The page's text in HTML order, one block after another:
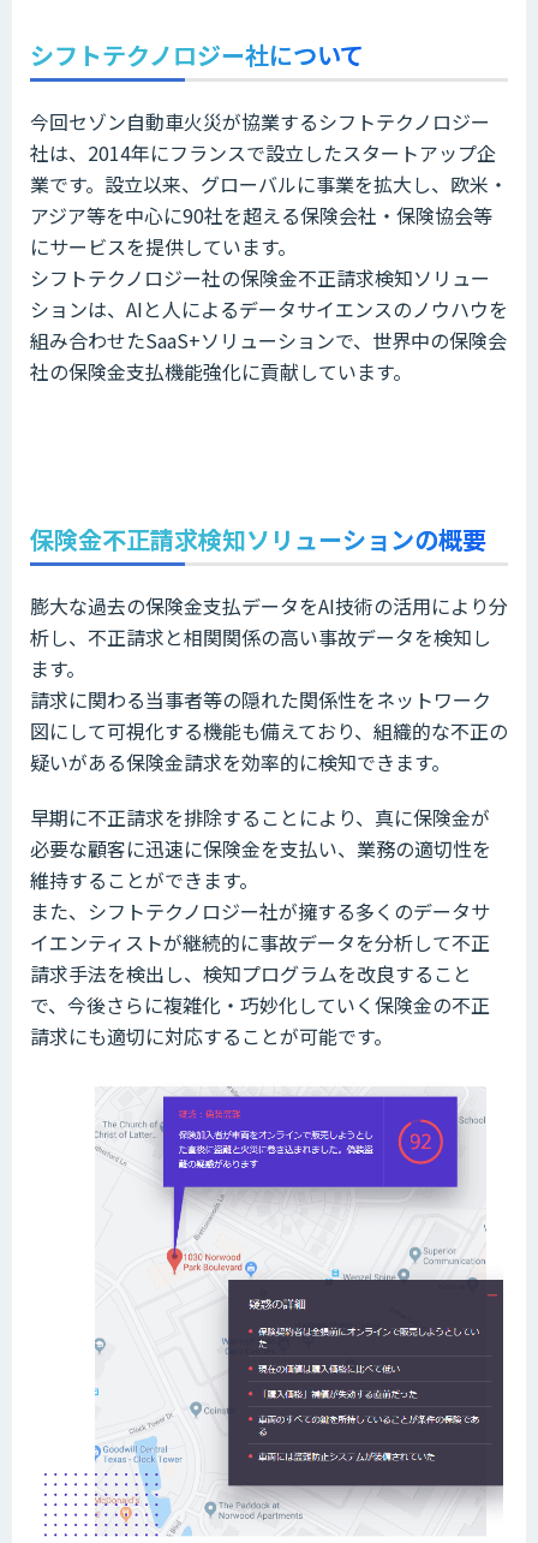
シフトテクノロジー社について
今回セゾン自動車火災が協業するシフトテクノロジー
社は、2014年にフランスで設立したスタートアップ企
業です。設立以来、グローバルに事業を拡大し、欧米・
アジア等を中心に90社を超える保険会社・保険協会等
にサービスを提供しています。
シフトテクノロジー社の保険金不正請求検知ソリュー
ションは、AIと人によるデータサイエンスのノウハウを
組み合わせたSaaS+ソリューションで、世界中の保険会
社の保険金支払機能強化に貢献しています。
保険金不正請求検知ソリューションの概要
膨大な過去の保険金支払データをAI技術の活用により分
析し、不正請求と相関関係の高い事故データを検知し
ます。
請求に関わる当事者等の隠れた関係性をネットワーク
図にして可視化する機能も備えており、組織的な不正の
疑いがある保険金請求を効率的に検知できます。
早期に不正請求を排除することにより、真に保険金が
必要な顧客に迅速に保険金を支払い、業務の適切性を
維持することができます。
また、シフトテクノロジー社が擁する多くのデータサ
イエンティストが継続的に事故データを分析して不正
請求手法を検出し、検知プログラムを改良すること
で、今後さらに複雑化・巧妙化していく保険金の不正
請求にも適切に対応することが可能です。